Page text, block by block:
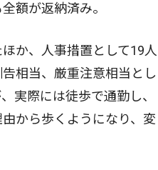
額が返納済み。
か、人事措置として19人
相当、厳重注意相当とし
実際には徒歩で通勤し、
から歩くようになり、変